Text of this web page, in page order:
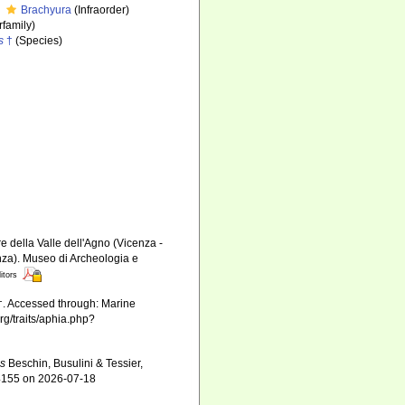
Brachyura (Infraorder)
† (Species)
della Valle dell'Agno (Vicenza -
Museo di Archeologia e
Accessed through: Marine
traits/aphia.php?
Beschin, Busulini & Tessier,
on 2026-07-18